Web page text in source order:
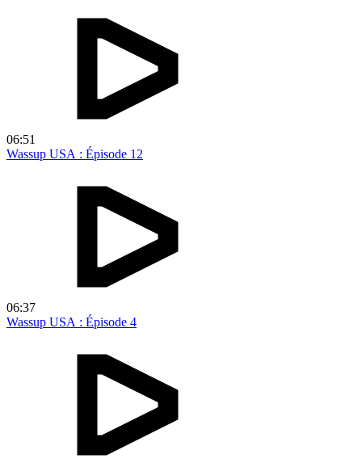
06:51
Wassup USA : Épisode 12
06:37
Wassup USA : Épisode 4